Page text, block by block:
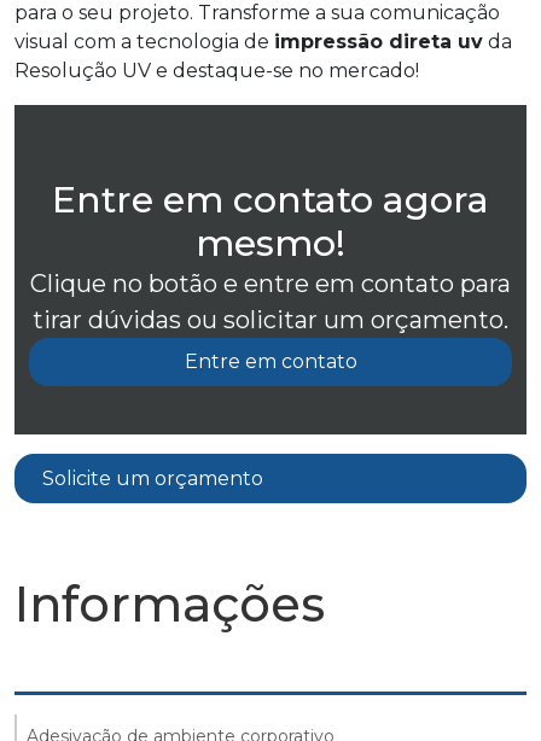
para o seu projeto. Transforme a sua comunicação
visual com a tecnologia de impressão direta uv da
Resolução UV e destaque-se no mercado!
Entre em contato agora
mesmo!
Clique no botão e entre em contato para
tirar dúvidas ou solicitar um orçamento.
Entre em contato
Solicite um orçamento
Informações
Adesivação de ambiente corporativo